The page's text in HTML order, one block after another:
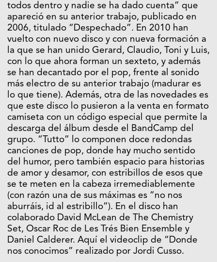
todos dentro y nadie se ha dado cuenta” que
apareció en su anterior trabajo, publicado en
2006, titulado “Despechado”. En 2010 han
vuelto con nuevo disco y con nueva formación a
la que se han unido Gerard, Claudio, Toni y Luis,
con lo que ahora forman un sexteto, y además
se han decantado por el pop, frente al sonido
más electro de su anterior trabajo (madurar es
lo que tiene). Además, otra de las novedades es
que este disco lo pusieron a la venta en formato
camiseta con un código especial que permite la
descarga del álbum desde el BandCamp del
grupo. “Tutto” lo componen doce redondas
canciones de pop, donde hay mucho sentido
del humor, pero también espacio para historias
de amor y desamor, con estribillos de esos que
se te meten en la cabeza irremediablemente
(con razón una de sus máximas es “no nos
aburráis, id al estribillo”). En el disco han
colaborado David McLean de The Chemistry
Set, Oscar Roc de Les Trés Bien Ensemble y
Daniel Calderer. Aquí el videoclip de “Donde
nos conocimos” realizado por Jordi Cusso.